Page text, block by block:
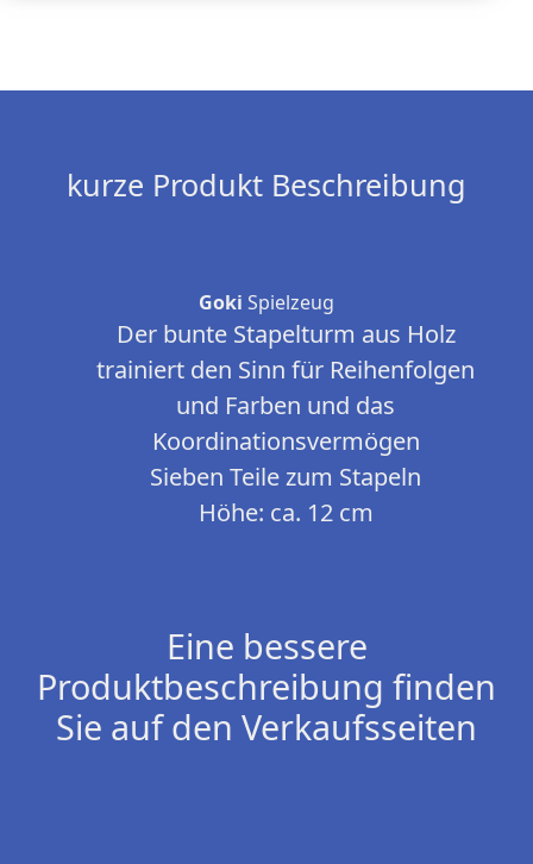
kurze Produkt Beschreibung
Goki Spielzeug
Der bunte Stapelturm aus Holz
trainiert den Sinn für Reihenfolgen
und Farben und das
Koordinationsvermögen
Sieben Teile zum Stapeln
Höhe: ca. 12 cm
Eine bessere
Produktbeschreibung finden
Sie auf den Verkaufsseiten